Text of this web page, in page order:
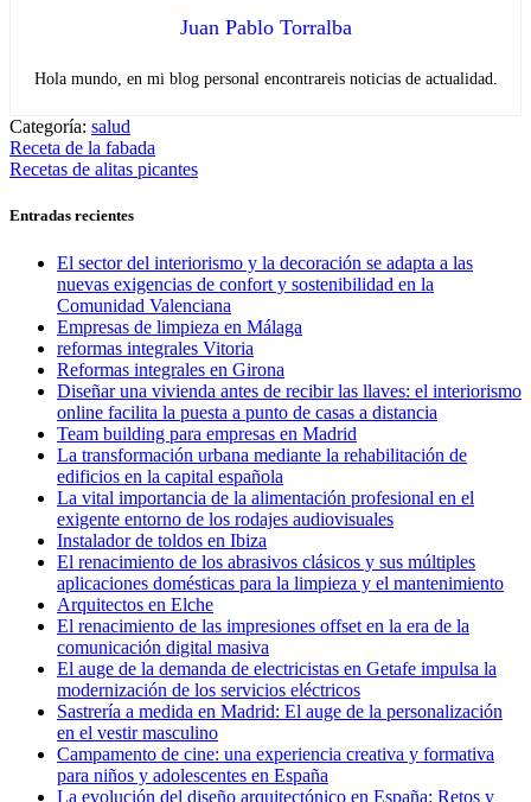
Juan Pablo Torralba
Hola mundo, en mi blog personal encontrareis noticias de actualidad.
Categoría: salud
Navegación
de
entradas
Entrada
anterior:
Receta de la fabada
Entrada
Recetas de alitas picantes
Entradas recientes
El sector del interiorismo y la decoración se adapta a las
nuevas exigencias de confort y sostenibilidad en la
Comunidad Valenciana
Empresas de limpieza en Málaga
reformas integrales Vitoria
Reformas integrales en Girona
Diseñar una vivienda antes de recibir las llaves: el interiorismo
online facilita la puesta a punto de casas a distancia
Team building para empresas en Madrid
La transformación urbana mediante la rehabilitación de
edificios en la capital española
La vital importancia de la alimentación profesional en el
exigente entorno de los rodajes audiovisuales
Instalador de toldos en Ibiza
El renacimiento de los abrasivos clásicos y sus múltiples
aplicaciones domésticas para la limpieza y el mantenimiento
Arquitectos en Elche
El renacimiento de las impresiones offset en la era de la
comunicación digital masiva
El auge de la demanda de electricistas en Getafe impulsa la
modernización de los servicios eléctricos
Sastrería a medida en Madrid: El auge de la personalización
en el vestir masculino
Campamento de cine: una experiencia creativa y formativa
para niños y adolescentes en España
La evolución del diseño arquitectónico en España: Retos y